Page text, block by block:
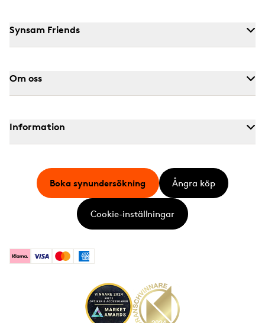
Synsam Friends
Om oss
Information
KlarnaVisa MastercardAmerican Express
Boka synundersökning Ångra köp
Cookie-inställningar